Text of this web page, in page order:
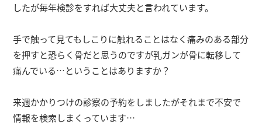
したが毎年検診をすれば大丈夫と言われています。
手で触って見てもしこりに触れることはなく痛みのある部分
を押すと恐らく骨だと思うのですが乳ガンが骨に転移して
痛んでいる…ということはありますか？
来週かかりつけの診察の予約をしましたがそれまで不安で
情報を検索しまくっています…